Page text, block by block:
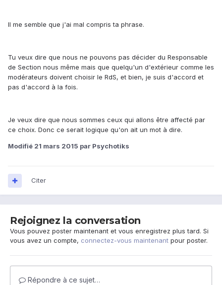
Il me semble que j'ai mal compris ta phrase.
Tu veux dire que nous ne pouvons pas décider du Responsable
de Section nous même mais que quelqu'un d'extérieur comme les
modérateurs doivent choisir le RdS, et bien, je suis d'accord et
pas d'accord à la fois.
Je veux dire que nous sommes ceux qui allons être affecté par
ce choix. Donc ce serait logique qu'on ait un mot à dire.
Modifié 21 mars 2015 par Psychotiks
Citer
Rejoignez la conversation
Vous pouvez poster maintenant et vous enregistrez plus tard. Si
vous avez un compte, connectez-vous maintenant pour poster.
Répondre à ce sujet…